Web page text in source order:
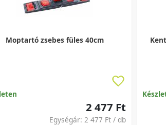
Moptartó zsebes füles 40cm
2 477 Ft
Egységár: 2 477 Ft / db